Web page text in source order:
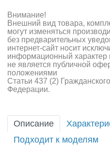
Внимание!
Внешний вид товара,
могут изменяться
без предварительных
интернет-сайт носит
информационный характер
не является публичной
положениями
Статьи 437 (2)
Федерации.
Описание
Подходит к моделям